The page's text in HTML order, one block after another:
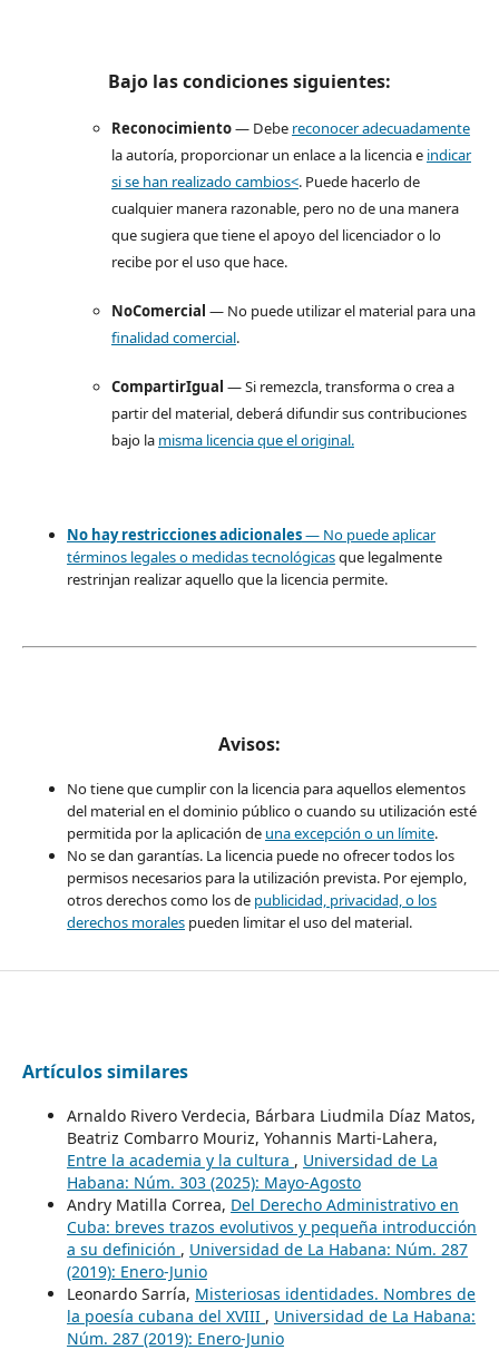
Bajo las condiciones siguientes:
Reconocimiento— Debe reconocer adecuadamente
la autoría, proporcionar un enlace a la licencia e indicar
si se han realizado cambios<. Puede hacerlo de
cualquier manera razonable, pero no de una manera
que sugiera que tiene el apoyo del licenciador o lo
recibe por el uso que hace.
NoComercial — No puede utilizar el material para una
finalidad comercial.
CompartirIgual — Si remezcla, transforma o crea a
partir del material, deberá difundir sus contribuciones
bajo la misma licencia que el original.
No hay restricciones adicionales— No puede aplicar
términos legales o medidas tecnológicasque legalmente
restrinjan realizar aquello que la licencia permite.
Avisos:
No tiene que cumplir con la licencia para aquellos elementos
del material en el dominio público o cuando su utilización esté
permitida por la aplicación de una excepción o un límite.
No se dan garantías. La licencia puede no ofrecer todos los
permisos necesarios para la utilización prevista. Por ejemplo,
otros derechos como los de publicidad, privacidad, o los
derechos moralespueden limitar el uso del material.
Artículos similares
Arnaldo Rivero Verdecia, Bárbara Liudmila Díaz Matos,
Beatriz Combarro Mouriz, Yohannis Marti-Lahera,
Entre la academia y la cultura , Universidad de La
Habana: Núm. 303 (2025): Mayo-Agosto
Andry Matilla Correa, Del Derecho Administrativo en
Cuba: breves trazos evolutivos y pequeña introducción
a su definición , Universidad de La Habana: Núm. 287
(2019): Enero-Junio
Leonardo Sarría, Misteriosas identidades. Nombres de
la poesía cubana del XVIII , Universidad de La Habana:
Núm. 287 (2019): Enero-Junio